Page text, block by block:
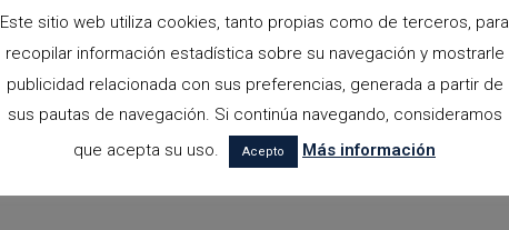
Este sitio web utiliza cookies, tanto propias como de terceros, para
recopilar información estadística sobre su navegación y mostrarle
publicidad relacionada con sus preferencias, generada a partir de
sus pautas de navegación. Si continúa navegando, consideramos
que acepta su uso.
Acepto Más información